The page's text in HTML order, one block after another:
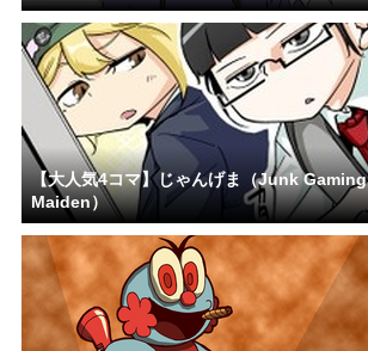
【大人気4コマ】じゃんげま（Junk Gaming
Maiden）